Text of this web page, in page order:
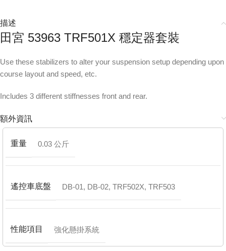
描述
田宮 53963 TRF501X 穩定器套裝
Use these stabilizers to alter your suspension setup depending upon
course layout and speed, etc.
Includes 3 different stiffnesses front and rear.
額外資訊
重量 0.03 公斤
遙控車底盤 DB-01, DB-02, TRF502X, TRF503
性能項目 強化懸掛系統